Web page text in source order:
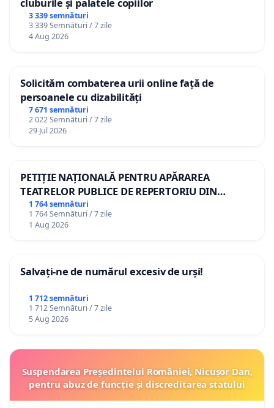
cluburile și palatele copiilor
3 339 semnături
3 339 Semnături / 7 zile
4 Aug 2026
Solicităm combaterea urii online față de
persoanele cu dizabilități
7 671 semnături
2 022 Semnături / 7 zile
29 Jul 2026
PETIȚIE NAȚIONALĂ PENTRU APĂRAREA
TEATRELOR PUBLICE DE REPERTORIU DIN
ROMÂNIA
1 764 semnături
1 764 Semnături / 7 zile
1 Aug 2026
Salvați-ne de numărul excesiv de urși!
1 712 semnături
1 712 Semnături / 7 zile
5 Aug 2026
Suspendarea Președintelui României, Nicușor Dan,
pentru abuz de funcție și discreditarea statului